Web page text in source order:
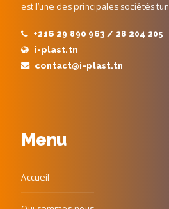
est l’une des principales sociétés
+216 29 890 963 / 28 204 205
i-plast.tn
contact@i-plast.tn
Menu
Accueil